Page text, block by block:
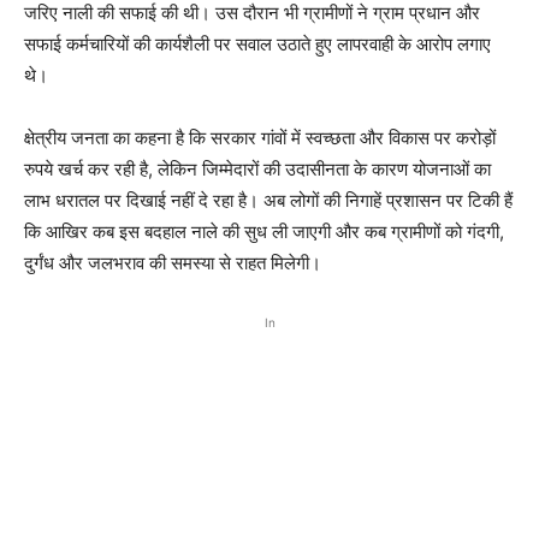
जरिए नाली की सफाई की थी। उस दौरान भी ग्रामीणों ने ग्राम प्रधान और
सफाई कर्मचारियों की कार्यशैली पर सवाल उठाते हुए लापरवाही के आरोप लगाए
थे।
क्षेत्रीय जनता का कहना है कि सरकार गांवों में स्वच्छता और विकास पर करोड़ों
रुपये खर्च कर रही है, लेकिन जिम्मेदारों की उदासीनता के कारण योजनाओं का
लाभ धरातल पर दिखाई नहीं दे रहा है। अब लोगों की निगाहें प्रशासन पर टिकी हैं
कि आखिर कब इस बदहाल नाले की सुध ली जाएगी और कब ग्रामीणों को गंदगी,
दुर्गंध और जलभराव की समस्या से राहत मिलेगी।
In